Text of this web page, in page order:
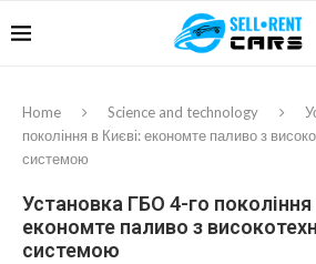
Home Science and technology
покоління в Києві: економте паливо з
системою
Установка ГБО 4-го покоління
економте паливо з
системою